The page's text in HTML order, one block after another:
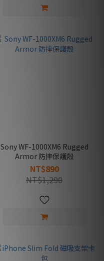
Sony WF-1000XM6 Rugged
Armor 防摔保護殼
NT$890
NT$1,290